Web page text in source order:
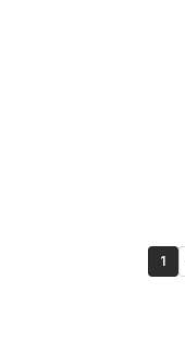
1